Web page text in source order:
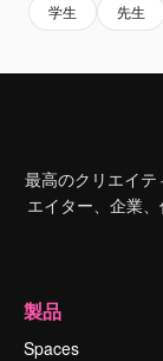
学生 先生
最高のクリエイテ
エイター、企業
製品
Spaces